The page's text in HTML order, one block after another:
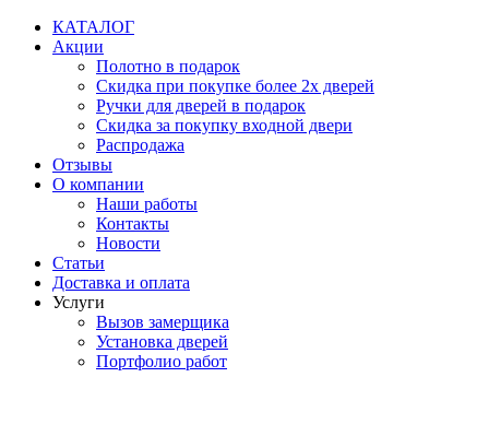
Перейти
содержимому
КАТАЛОГ
Акции
Полотно в подарок
Скидка при покупке более 2х дверей
Ручки для дверей в подарок
Скидка за покупку входной двери
Распродажа
Отзывы
О компании
Наши работы
Контакты
Новости
Статьи
Доставка и оплата
Услуги
Вызов замерщика
Установка дверей
Портфолио работ